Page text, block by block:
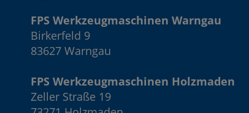
FPS Werkzeugmaschinen Warngau
Birkerfeld 9
83627 Warngau
FPS Werkzeugmaschinen Holzmaden
Zeller Straße 19